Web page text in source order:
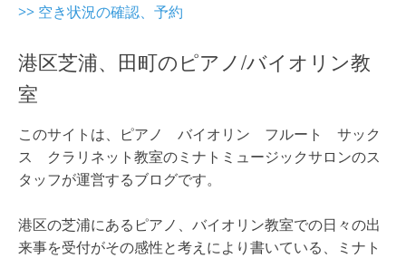
>> 空き状況の確認、予約
港区芝浦、田町のピアノ/バイオリン教
室
このサイトは、ピアノ バイオリン フルート サック
ス クラリネット教室のミナトミュージックサロンのス
タッフが運営するブログです。
港区の芝浦にあるピアノ、バイオリン教室での日々の出
来事を受付がその感性と考えにより書いている、ミナト